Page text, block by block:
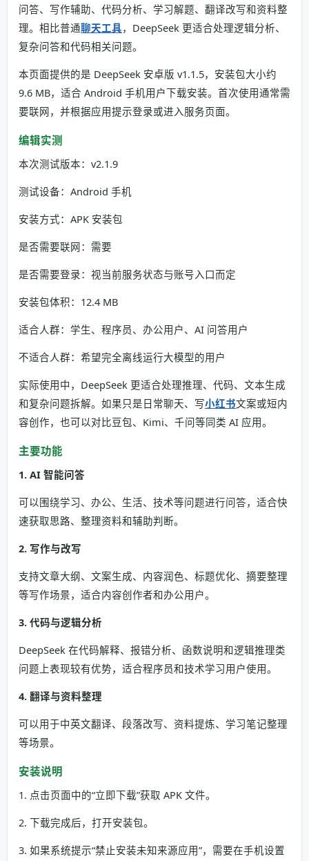
问答、写作辅助、代码分析、学习解题、翻译改写和资料整
理。相比普通聊天工具，DeepSeek 更适合处理逻辑分析、
复杂问答和代码相关问题。
本页面提供的是 DeepSeek 安卓版 v1.1.5，安装包大小约
9.6 MB，适合 Android 手机用户下载安装。首次使用通常需
要联网，并根据应用提示登录或进入服务页面。
编辑实测
本次测试版本：v2.1.9
测试设备：Android 手机
安装方式：APK 安装包
是否需要联网：需要
是否需要登录：视当前服务状态与账号入口而定
安装包体积：12.4 MB
适合人群：学生、程序员、办公用户、AI 问答用户
不适合人群：希望完全离线运行大模型的用户
实际使用中，DeepSeek 更适合处理推理、代码、文本生成
和复杂问题拆解。如果只是日常聊天、写小红书文案或短内
容创作，也可以对比豆包、Kimi、千问等同类 AI 应用。
主要功能
1. AI 智能问答
可以围绕学习、办公、生活、技术等问题进行问答，适合快
速获取思路、整理资料和辅助判断。
2. 写作与改写
支持文章大纲、文案生成、内容润色、标题优化、摘要整理
等写作场景，适合内容创作者和办公用户。
3. 代码与逻辑分析
DeepSeek 在代码解释、报错分析、函数说明和逻辑推理类
问题上表现较有优势，适合程序员和技术学习用户使用。
4. 翻译与资料整理
可以用于中英文翻译、段落改写、资料提炼、学习笔记整理
等场景。
安装说明
1. 点击页面中的“立即下载”获取 APK 文件。
2. 下载完成后，打开安装包。
3. 如果系统提示“禁止安装未知来源应用”，需要在手机设置